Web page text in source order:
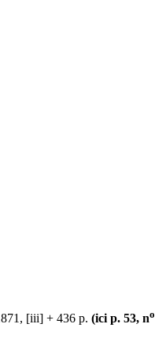
[iii] + 436 p. (ici p. 53, no